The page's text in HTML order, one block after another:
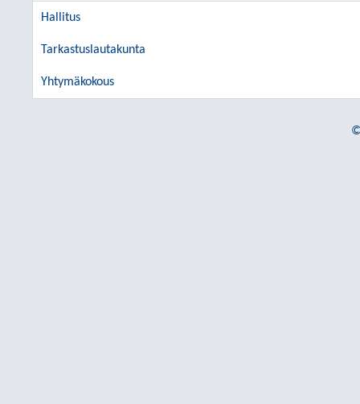
Hallitus
Tarkastuslautakunta
Yhtymäkokous